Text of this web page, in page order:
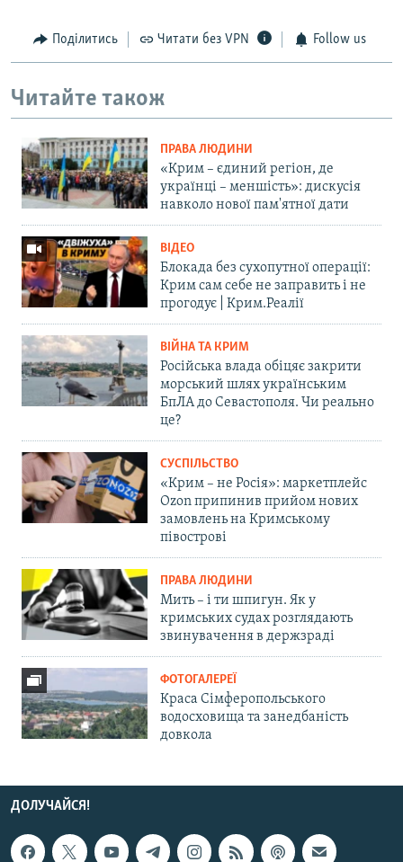
Поділитись Читати без VPN Follow us
Читайте також
ПРАВА ЛЮДИНИ
«Крим – єдиний регіон, де
українці – меншість»: дискусія
навколо нової пам'ятної дати
ВІДЕО
Блокада без сухопутної операції:
Крим сам себе не заправить і не
прогодує | Крим.Реалії
ВІЙНА ТА КРИМ
Російська влада обіцяє закрити
морський шлях українським
БпЛА до Севастополя. Чи реально
це?
СУСПІЛЬСТВО
«Крим – не Росія»: маркетплейс
Ozon припинив прийом нових
замовлень на Кримському
півострові
ПРАВА ЛЮДИНИ
Мить – і ти шпигун. Як у
кримських судах розглядають
звинувачення в держзраді
ФОТОГАЛЕРЕЇ
Краса Сімферопольського
водосховища та занедбаність
довкола
ДОЛУЧАЙСЯ!